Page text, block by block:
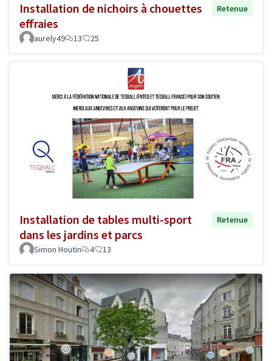
Installation de nichoirs à chouettes
effraies
Retenue
aurely49 13 25
Installation de tables multi-sport
dans les jardins et parcs
Retenue
Simon Houtin 4 13